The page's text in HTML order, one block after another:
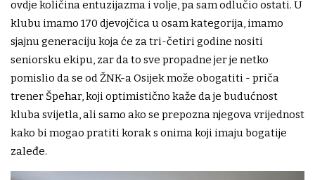
ovdje količina entuzijazma i volje, pa sam odlučio ostati. U
klubu imamo 170 djevojčica u osam kategorija, imamo
sjajnu generaciju koja će za tri-četiri godine nositi
seniorsku ekipu, zar da to sve propadne jer je netko
pomislio da se od ŽNK-a Osijek može obogatiti - priča
trener Špehar, koji optimistično kaže da je budućnost
kluba svijetla, ali samo ako se prepozna njegova vrijednost
kako bi mogao pratiti korak s onima koji imaju bogatije
zaleđe.